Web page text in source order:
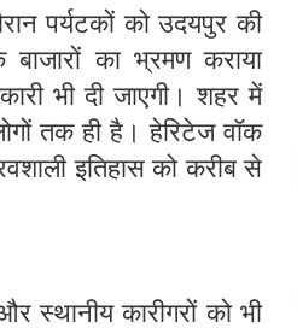
पर्यटकों को उदयपुर की
बाजारों का भ्रमण कराया
भी दी जाएगी। शहर में
तक ही है। हेरिटेज वॉक
इतिहास को करीब से
स्थानीय कारीगरों को भी